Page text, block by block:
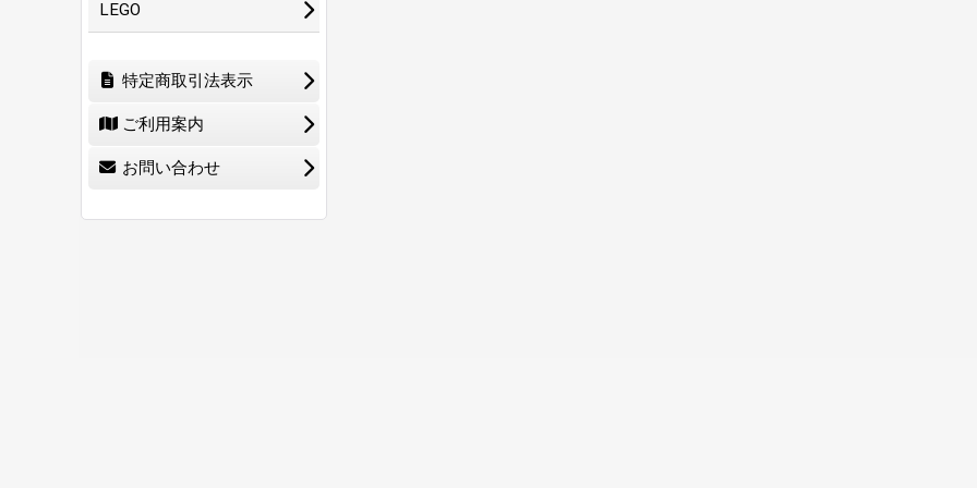
LEGO
特定商取引法表示
ご利用案内
お問い合わせ